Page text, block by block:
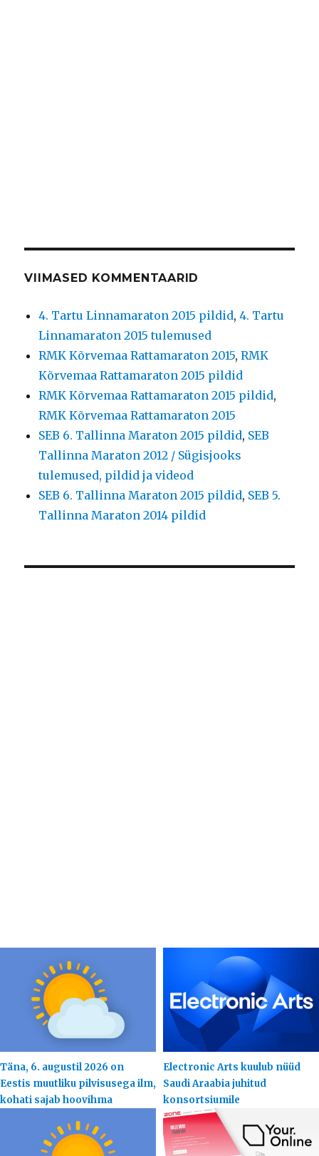
VIIMASED KOMMENTAARID
4. Tartu Linnamaraton 2015 pildid,4. Tartu
Linnamaraton 2015 tulemused
RMK Kõrvemaa Rattamaraton 2015,RMK
Kõrvemaa Rattamaraton 2015 pildid
RMK Kõrvemaa Rattamaraton 2015 pildid,
RMK Kõrvemaa Rattamaraton 2015
SEB 6. Tallinna Maraton 2015 pildid, SEB
Tallinna Maraton 2012 / Sügisjooks
tulemused, pildid ja videod
SEB 6. Tallinna Maraton 2015 pildid, SEB 5.
Tallinna Maraton 2014 pildid
Täna, 6. augustil 2026 on
Eestis muutliku pilvisusega ilm,
kohati sajab hoovihma
Electronic Arts kuulub nüüd
Saudi Araabia juhitud
konsortsiumile